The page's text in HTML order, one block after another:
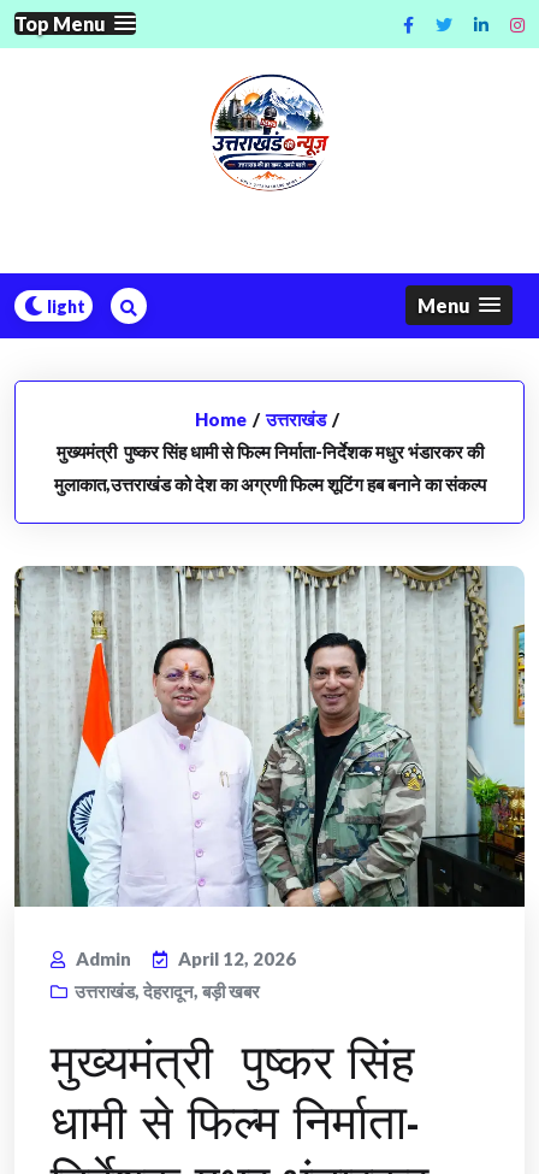
Skip
to
Top Menu
Menu
Home / उत्तराखंड /
मुख्यमंत्री पुष्कर सिंह धामी से फिल्म निर्माता-निर्देशक मधुर भंडारकर की
मुलाकात,उत्तराखंड को देश का अग्रणी फिल्म शूटिंग हब बनाने का संकल्प
Admin
April 12, 2026
उत्तराखंड, देहरादून, बड़ी खबर
मुख्यमंत्री पुष्कर सिंह
धामी से फिल्म निर्माता-